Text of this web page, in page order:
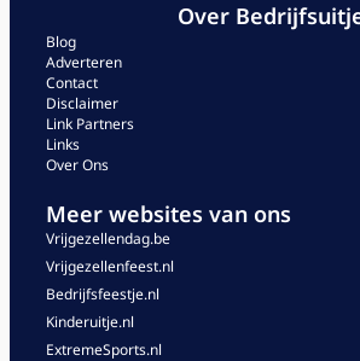
Over
Blog
Adverteren
Contact
Disclaimer
Link Partners
Links
Over Ons
Meer websites van ons
Vrijgezellendag.be
Vrijgezellenfeest.nl
Bedrijfsfeestje.nl
Kinderuitje.nl
ExtremeSports.nl